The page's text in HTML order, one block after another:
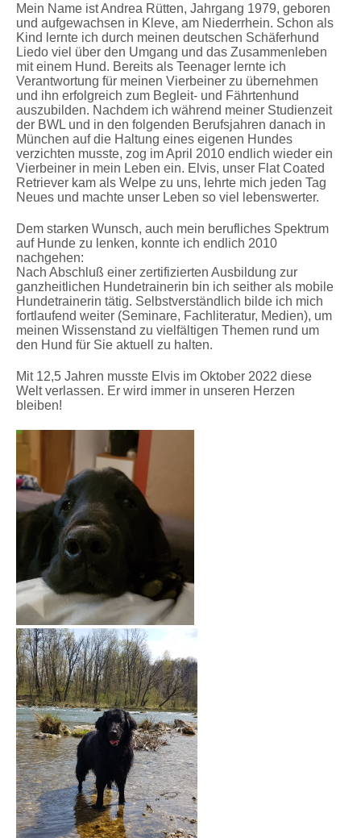
Mein Name ist Andrea Rütten, Jahrgang 1979, geboren
und aufgewachsen in Kleve, am Niederrhein. Schon als
Kind lernte ich durch meinen deutschen Schäferhund
Liedo viel über den Umgang und das Zusammenleben
mit einem Hund. Bereits als Teenager lernte ich
Verantwortung für meinen Vierbeiner zu übernehmen
und ihn erfolgreich zum Begleit- und Fährtenhund
auszubilden. Nachdem ich während meiner Studienzeit
der BWL und in den folgenden Berufsjahren danach in
München auf die Haltung eines eigenen Hundes
verzichten musste, zog im April 2010 endlich wieder ein
Vierbeiner in mein Leben ein. Elvis, unser Flat Coated
Retriever kam als Welpe zu uns, lehrte mich jeden Tag
Neues und machte unser Leben so viel lebenswerter.
Dem starken Wunsch, auch mein berufliches Spektrum
auf Hunde zu lenken, konnte ich endlich 2010
nachgehen:
Nach Abschluß einer zertifizierten Ausbildung zur
ganzheitlichen Hundetrainerin bin ich seither als mobile
Hundetrainerin tätig. Selbstverständlich bilde ich mich
fortlaufend weiter (Seminare, Fachliteratur, Medien), um
meinen Wissenstand zu vielfältigen Themen rund um
den Hund für Sie aktuell zu halten.
Mit 12,5 Jahren musste Elvis im Oktober 2022 diese
Welt verlassen. Er wird immer in unseren Herzen
bleiben!